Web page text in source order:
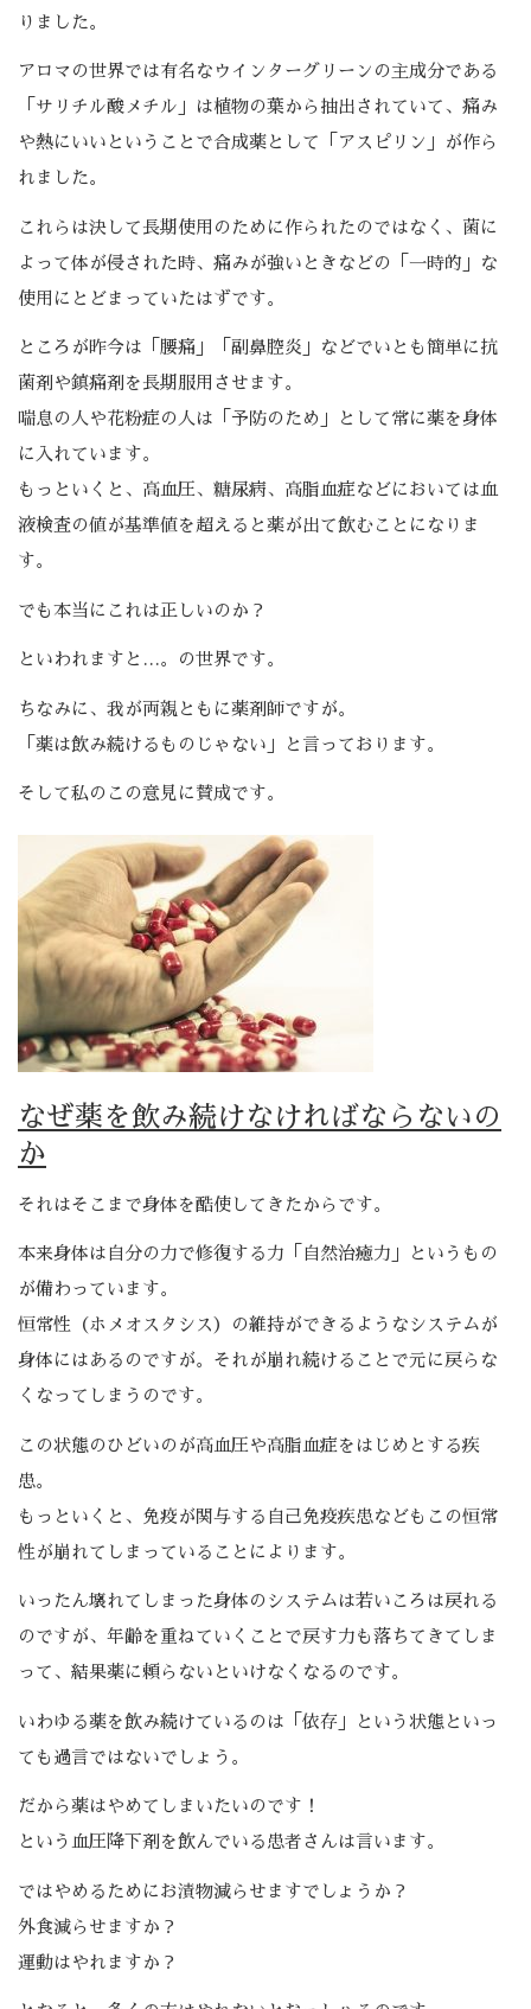
りました。
アロマの世界では有名なウインターグリーンの主成分である
「サリチル酸メチル」は植物の葉から抽出されていて、痛み
や熱にいいということで合成薬として「アスピリン」が作ら
れました。
これらは決して長期使用のために作られたのではなく、菌に
よって体が侵された時、痛みが強いときなどの「一時的」な
使用にとどまっていたはずです。
ところが昨今は「腰痛」「副鼻腔炎」などでいとも簡単に抗
菌剤や鎮痛剤を長期服用させます。
喘息の人や花粉症の人は「予防のため」として常に薬を身体
に入れています。
もっといくと、高血圧、糖尿病、高脂血症などにおいては血
液検査の値が基準値を超えると薬が出て飲むことになりま
す。
でも本当にこれは正しいのか？
といわれますと…。の世界です。
ちなみに、我が両親ともに薬剤師ですが。
「薬は飲み続けるものじゃない」と言っております。
そして私のこの意見に賛成です。
なぜ薬を飲み続けなければならないの
か
それはそこまで身体を酷使してきたからです。
本来身体は自分の力で修復する力「自然治癒力」というもの
が備わっています。
恒常性（ホメオスタシス）の維持ができるようなシステムが
身体にはあるのですが。それが崩れ続けることで元に戻らな
くなってしまうのです。
この状態のひどいのが高血圧や高脂血症をはじめとする疾
患。
もっといくと、免疫が関与する自己免疫疾患などもこの恒常
性が崩れてしまっていることによります。
いったん壊れてしまった身体のシステムは若いころは戻れる
のですが、年齢を重ねていくことで戻す力も落ちてきてしま
って、結果薬に頼らないといけなくなるのです。
いわゆる薬を飲み続けているのは「依存」という状態といっ
ても過言ではないでしょう。
だから薬はやめてしまいたいのです！
という血圧降下剤を飲んでいる患者さんは言います。
ではやめるためにお漬物減らせますでしょうか？
外食減らせますか？
運動はやれますか？